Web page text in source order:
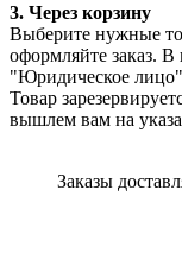
3. Через корзину
Выберите нужные
оформляйте заказ. В
"Юридическое лицо"
Товар
вышлем вам на
Заказы